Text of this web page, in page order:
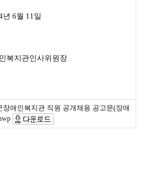
년 6월 11일
복지관인사위원장
장애인복지관 직원 공개채용 공고문(장애